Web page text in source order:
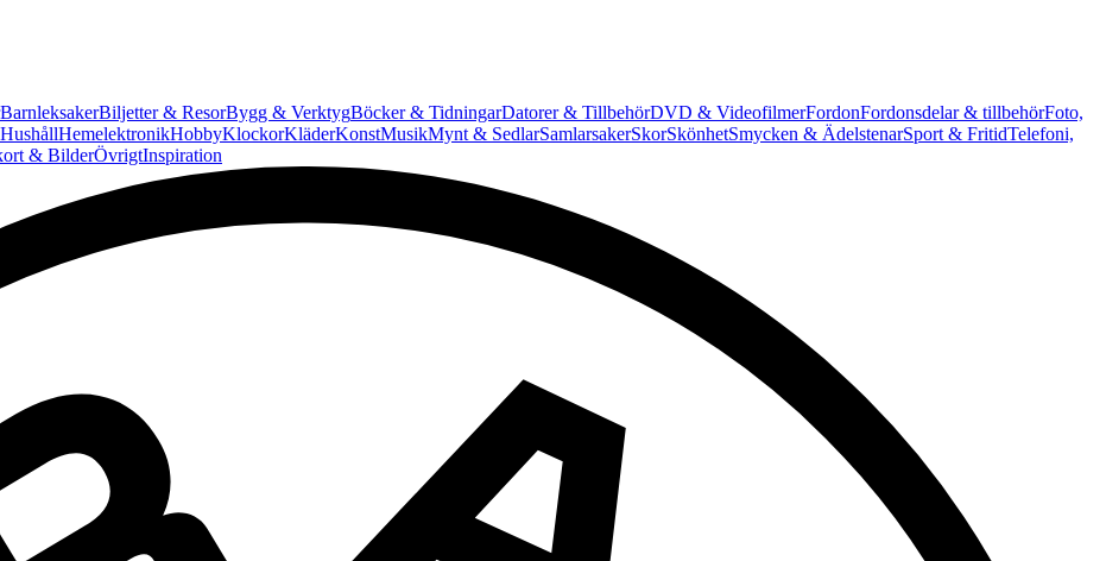
BarnleksakerBiljetter & ResorBygg & VerktygBöcker & TidningarDatorer & TillbehörDVD & VideofilmerFordonFordonsdelar & tillbehörFoto,
HemelektronikHobbyKlockorKläderKonstMusikMynt & SedlarSamlarsakerSkorSkönhetSmycken & ÄdelstenarSport & FritidTelefoni,
& BilderÖvrigtInspiration